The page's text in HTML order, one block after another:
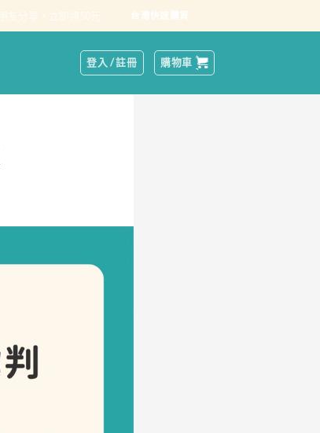
台灣快速購買
登入 / 註冊 購物車